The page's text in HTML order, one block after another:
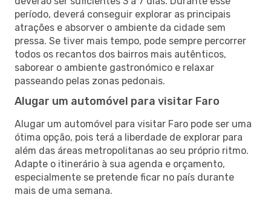
período, deverá conseguir explorar as principais
atrações e absorver o ambiente da cidade sem
pressa. Se tiver mais tempo, pode sempre percorrer
todos os recantos dos bairros mais autênticos,
saborear o ambiente gastronómico e relaxar
passeando pelas zonas pedonais.
Alugar um automóvel para visitar Faro
Alugar um automóvel para visitar Faro pode ser uma
ótima opção, pois terá a liberdade de explorar para
além das áreas metropolitanas ao seu próprio ritmo.
Adapte o itinerário à sua agenda e orçamento,
especialmente se pretende ficar no país durante
mais de uma semana.